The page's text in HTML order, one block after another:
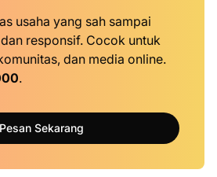
usaha yang sah sampai
responsif. Cocok untuk
dan media online.
.
Pesan Sekarang